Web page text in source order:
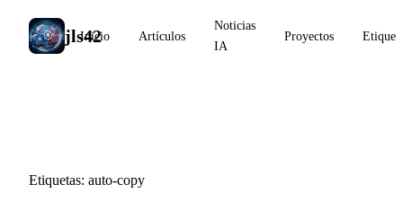
jls42
Inicio Artículos
Noticias
IA
Proyectos
Etiquetas: auto-copy